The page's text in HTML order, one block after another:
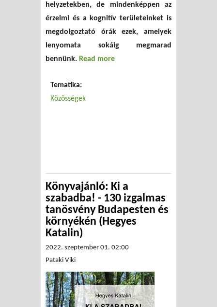
helyzetekben, de mindenképpen az
érzelmi és a kognitív területeinket is
megdolgoztató órák ezek, amelyek
lenyomata sokáig megmarad
bennünk. Read more
Tematika:
Közösségek
Könyvajánló: Ki a
szabadba! - 130 izgalmas
tanösvény Budapesten és
környékén (Hegyes
Katalin)
2022. szeptember 01. 02:00
Pataki Viki